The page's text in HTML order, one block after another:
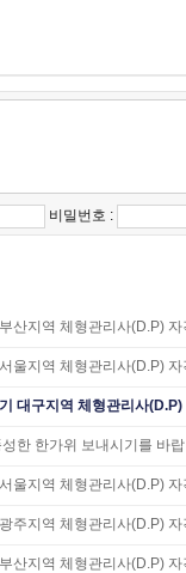
비밀번호 :
산지역 체형관리사(D.P)
울지역 체형관리사(D.P)
대구지역 체형관리사
한 한가위 보내시기를 바
울지역 체형관리사(D.P)
주지역 체형관리사(D.P)
산지역 체형관리사(D.P)